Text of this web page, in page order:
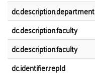
dc.description.department
dc.description.faculty
dc.description.faculty
dc.identifier.repId